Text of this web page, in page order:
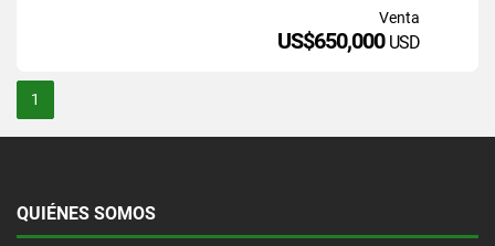
Venta
US$650,000 USD
1
QUIÉNES SOMOS